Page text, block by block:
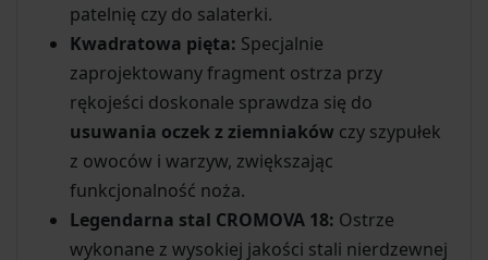
patelnię czy do salaterki.
Kwadratowa pięta: Specjalnie
zaprojektowany fragment ostrza przy
rękojeści doskonale sprawdza się do
usuwania oczek z ziemniaków czy szypułek
z owoców i warzyw, zwiększając
funkcjonalność noża.
Legendarna stal CROMOVA 18: Ostrze
wykonane z wysokiej jakości stali nierdzewnej